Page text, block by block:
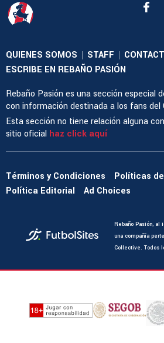
QUIENES SOMOS | STAFF |
ESCRIBE EN REBAÑO PASIÓN
Rebaño Pasión es una sección especial
con información destinada a los fans del
Esta sección no tiene relación alguna
sitio oficial haz click aquí
Términos y Condiciones
Políticas
Política Editorial
Ad Choices
Rebaño Pasión, al
una compañía
Collective. Todos